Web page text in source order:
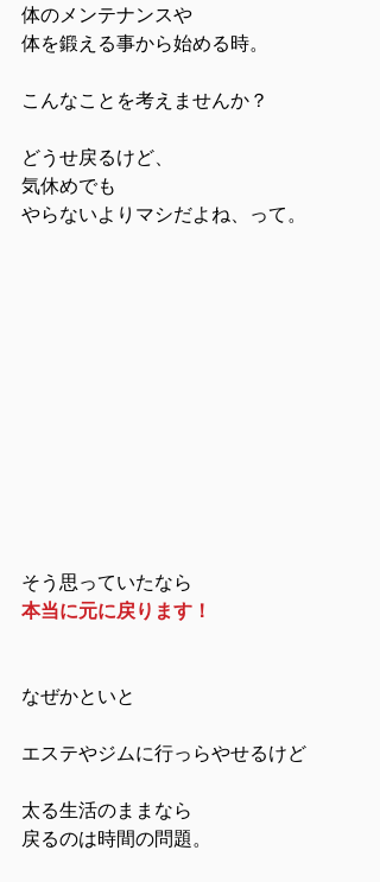
体のメンテナンスや
体を鍛える事から始める時。
こんなことを考えませんか？
どうせ戻るけど、
気休めでも
やらないよりマシだよね、って。
そう思っていたなら
本当に元に戻ります！
なぜかといと
エステやジムに行っらやせるけど
太る生活のままなら
戻るのは時間の問題。